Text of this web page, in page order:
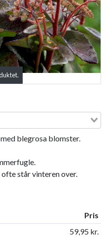
blegrosa blomster.
står vinteren over.
Pris
59,95 kr.